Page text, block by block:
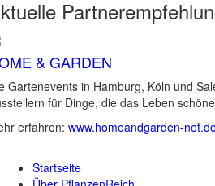
& GARDEN
Gartenevents in Hamburg, Köln und
für Dinge, die das Leben
erfahren: www.homeandgarden-
Startseite